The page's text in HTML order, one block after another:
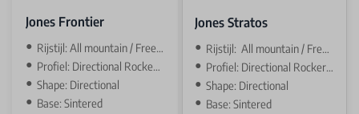
Jones Frontier
Rijstijl: All mountain / Freeride
Profiel: Directional Rocker / camber
Shape: Directional
Base: Sintered
Jones Stratos
Rijstijl: All mountain / Freeride
Profiel: Directional Rocker / Camber
Shape: Directional
Base: Sintered